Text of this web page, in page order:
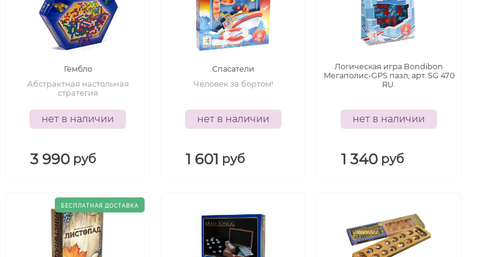
Гембло
Абстрактная настольная
стратегия
нет в наличии
3 990 руб
Спасатели
Человек за бортом!
нет в наличии
1 601 руб
Логическая игра Bondibon
Мегаполис-GPS пазл, арт. SG 470
RU.
нет в наличии
1 340 руб